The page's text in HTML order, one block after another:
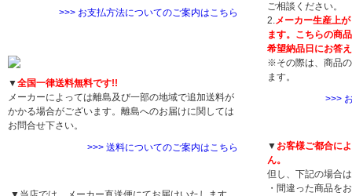
>>> お支払方法についてのご案内はこちら
▼全国一律送料無料です!!
メーカーによっては離島及び一部の地域で追加送料が
かかる場合がございます。離島へのお届けに関しては
お問合せ下さい。
>>> 送料についてのご案内はこちら
ご相談ください。
2.メーカー生産上
ます。こちらの商
希望納品日にお答
※その際は、商品
ます。
>>>
▼ お客様ご都合に
ん。
但し、下記の場合
・間違った商品を